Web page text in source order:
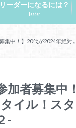
リーダーになるには？
leader
集中！】20代が2024年絶
者募集中！
イル！ス
-